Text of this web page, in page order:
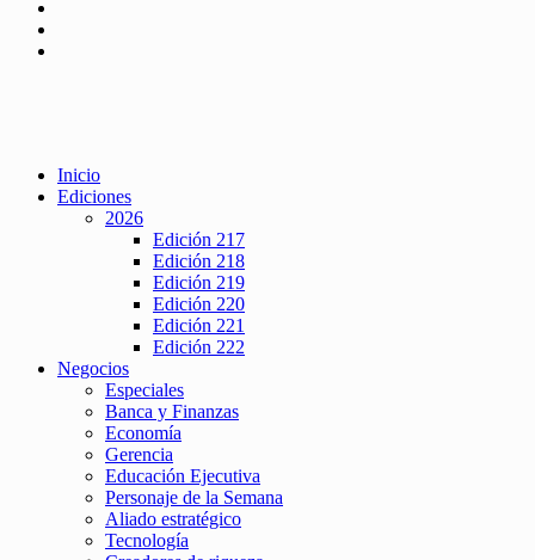
Inicio
Ediciones
2026
Edición 217
Edición 218
Edición 219
Edición 220
Edición 221
Edición 222
Negocios
Especiales
Banca y Finanzas
Economía
Gerencia
Educación Ejecutiva
Personaje de la Semana
Aliado estratégico
Tecnología